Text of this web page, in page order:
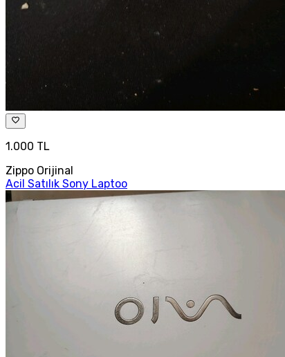
1.000 TL
Zippo Orijinal
Acil Satılık Sony Laptoo